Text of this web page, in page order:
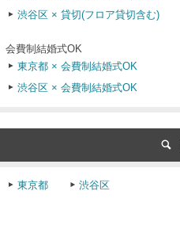
渋谷区 × 貸切(フロア貸切含む)
会費制結婚式OK
東京都 × 会費制結婚式OK
渋谷区 × 会費制結婚式OK
東京都 渋谷区